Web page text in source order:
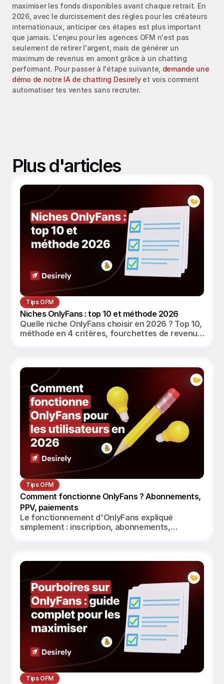
maximiser les fonds disponibles avant chaque retrait. En
2026, avec le durcissement des règles pour les créateurs
internationaux, anticiper ces étapes est plus important
que jamais. L'enjeu pour les agences OFM n'est pas
seulement de retirer l'argent, mais de générer un
maximum de revenus en amont grâce à un chatting
performant. Pour passer à l'étape suivante, demande une
démo de notre IA de chatting Desirely et vois comment
automatiser tes ventes sans recruter.
Plus d'articles
Tips OFM
Niches OnlyFans : top 10 et méthode 2026
Quelle niche OnlyFans choisir en 2026 ? Top 10,
méthode en 4 critères, fourchettes de revenus
Tips OFM
Comment fonctionne OnlyFans ? Abonnements,
PPV, paiements
Le fonctionnement d'OnlyFans expliqué
simplement : inscription, abonnements,
Tips OFM